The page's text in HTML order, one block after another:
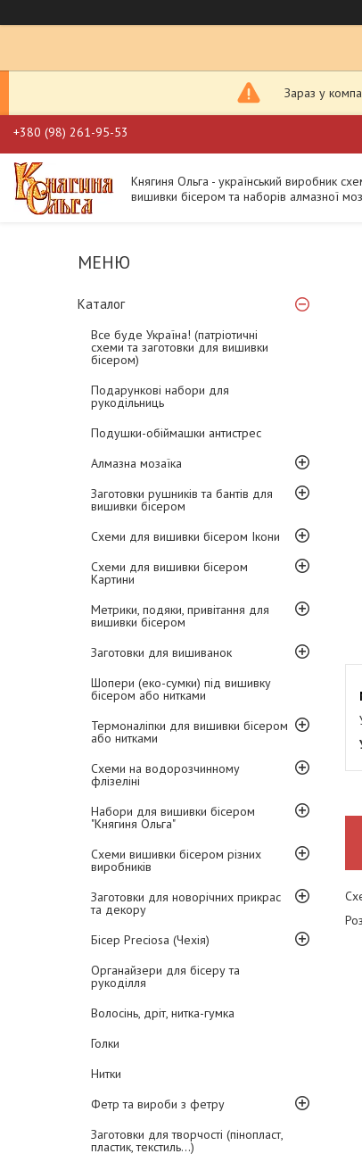
Зараз у
+380 (98) 261-95-53
Княгиня Ольга - український виробник
вишивки бісером та наборів алмазної
Каталог
Все буде Україна! (патріотичні
схеми та заготовки для вишивки
бісером)
Подарункові набори для
рукодільниць
Подушки-обіймашки антистрес
Алмазна мозаїка
Заготовки рушників та бантів для
вишивки бісером
Схеми для вишивки бісером Ікони
Схеми для вишивки бісером
Картини
Метрики, подяки, привітання для
вишивки бісером
Заготовки для вишиванок
Шопери (еко-сумки) під вишивку
бісером або нитками
Термоналіпки для вишивки бісером
або нитками
Схеми на водорозчинному
флізеліні
Набори для вишивки бісером
"Княгиня Ольга"
Схеми вишивки бісером різних
виробників
Заготовки для новорічних прикрас
та декору
Бісер Preciosa (Чехія)
Органайзери для бісеру та
рукоділля
Волосінь, дріт, нитка-гумка
Голки
Нитки
Фетр та вироби з фетру
Заготовки для творчості (пінопласт,
пластик, текстиль...)